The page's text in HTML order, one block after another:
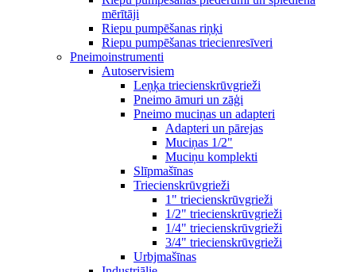
mērītāji
Riepu pumpēšanas riņķi
Riepu pumpēšanas triecienresīveri
Pneimoinstrumenti
Autoservisiem
Leņķa triecienskrūvgrieži
Pneimo āmuri un zāģi
Pneimo muciņas un adapteri
Adapteri un pārejas
Muciņas 1/2"
Muciņu komplekti
Slīpmašīnas
Triecienskrūvgrieži
1" triecienskrūvgrieži
1/2" triecienskrūvgrieži
1/4" triecienskrūvgrieži
3/4" triecienskrūvgrieži
Urbjmašīnas